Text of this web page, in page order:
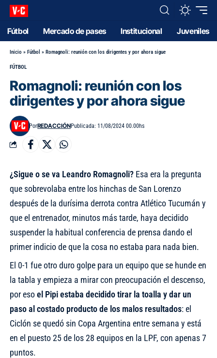
Fútbol Mercado de pases Institucional Juveniles
Inicio » Fútbol » Romagnoli: reunión con los dirigentes y por ahora sigue
FÚTBOL
Romagnoli: reunión con los
dirigentes y por ahora sigue
PorREDACCIÓNPublicada: 11/08/2024 00.00hs
¿Sigue o se va Leandro Romagnoli? Esa era la pregunta
que sobrevolaba entre los hinchas de San Lorenzo
después de la durísima derrota contra Atlético Tucumán y
que el entrenador, minutos más tarde, haya decidido
suspender la habitual conferencia de prensa dando el
primer indicio de que la cosa no estaba para nada bien.
El 0-1 fue otro duro golpe para un equipo que se hunde en
la tabla y empieza a mirar con preocupación el descenso,
por esoel Pipi estaba decidido tirar la toalla y dar un
paso al costado producto de los malos resultados: el
Ciclón se quedó sin Copa Argentina entre semana y está
en el puesto 25 de los 28 equipos en la LPF, con apenas 7
puntos.